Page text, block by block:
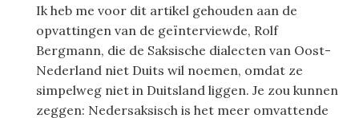
Ik heb me voor dit artikel gehouden aan de
opvattingen van de geïnterviewde, Rolf
Bergmann, die de Saksische dialecten van Oost-
Nederland niet Duits wil noemen, omdat ze
simpelweg niet in Duitsland liggen. Je zou kunnen
zeggen: Nedersaksisch is het meer omvattende